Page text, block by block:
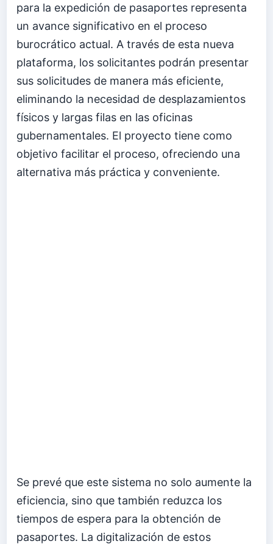
para la expedición de pasaportes representa
un avance significativo en el proceso
burocrático actual. A través de esta nueva
plataforma, los solicitantes podrán presentar
sus solicitudes de manera más eficiente,
eliminando la necesidad de desplazamientos
físicos y largas filas en las oficinas
gubernamentales. El proyecto tiene como
objetivo facilitar el proceso, ofreciendo una
alternativa más práctica y conveniente.
Se prevé que este sistema no solo aumente la
eficiencia, sino que también reduzca los
tiempos de espera para la obtención de
pasaportes. La digitalización de estos